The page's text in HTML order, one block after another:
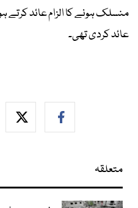
منسلک ہونے کا الزام عائد کرتے
عائد کردی تھی۔
متعلقہ